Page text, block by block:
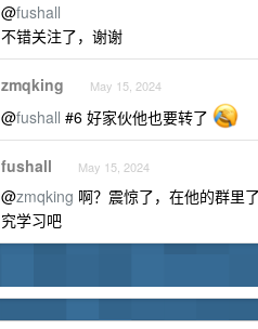
@fushall
不错关注了，谢谢
zmqking May 15, 2024
@fushall #6 好家伙他也要转了
fushall May 15, 2024
@zmqking 啊？震惊了，在他的群里
究学习吧